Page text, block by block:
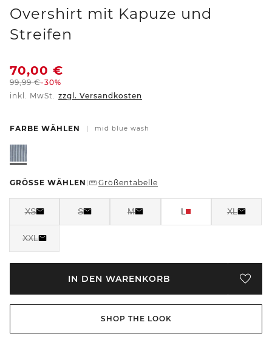
Overshirt mit Kapuze und
Streifen
70,00 €
99,99€-30%
inkl. MwSt. zzgl. Versandkosten
FARBE WÄHLEN mid blue wash
GRÖSSE WÄHLEN Größentabelle
XS S M L XL
XXL
IN DEN WARENKORB
SHOP THE LOOK